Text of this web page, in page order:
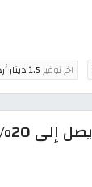
اخر توفير1.5 دينار أردني